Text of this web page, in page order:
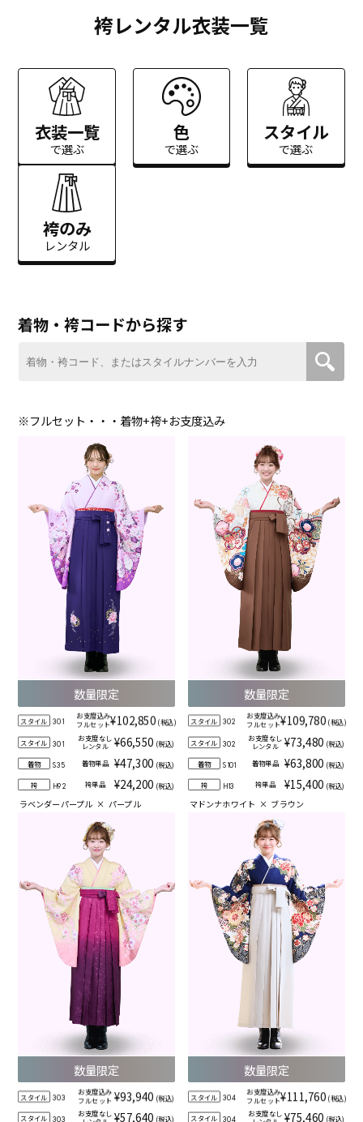
袴レンタル衣装一覧
衣装一覧
で選ぶ
色
で選ぶ
スタイル
で選ぶ
袴のみ
レンタル
着物・袴コードから探す
※フルセット・・・着物+袴+お支度込み
数量限定
スタイル 301
お支度込み
フルセット¥102,850 (税込)
スタイル 301
お支度なし
レンタル
¥66,550 (税込)
着物 S35 着物単品 ¥47,300 (税込)
袴 H92 袴単品 ¥24,200 (税込)
ラベンダーパープル × パープル
数量限定
スタイル 302
お支度込み
フルセット¥109,780 (税込)
スタイル 302
お支度なし
レンタル ¥73,480 (税込)
着物 S101 着物単品 ¥63,800 (税込)
袴 H13 袴単品 ¥15,400 (税込)
マドンナホワイト × ブラウン
数量限定
スタイル 303
お支度込み
フルセット ¥93,940 (税込)
スタイル 303
お支度なし ¥57,640 (税込)
数量限定
スタイル 304
お支度込み
フルセット¥111,760 (税込)
スタイル 304
お支度なし ¥75,460 (税込)